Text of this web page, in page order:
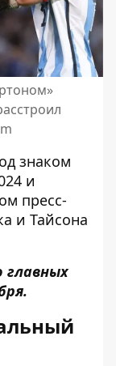
знаком
и
пресс-
и Тайсона